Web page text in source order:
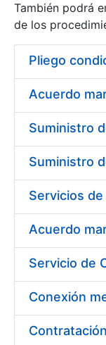
Show/Hide
También podrá
de los